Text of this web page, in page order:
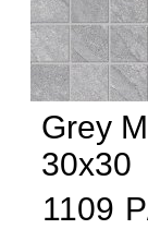
Grey
30x30
1109